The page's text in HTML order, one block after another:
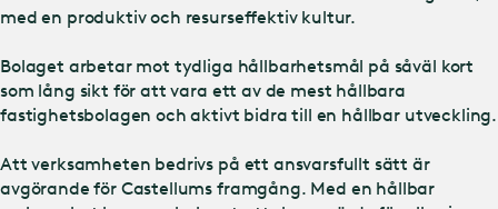
med en produktiv och resurseffektiv kultur.
Bolaget arbetar mot tydliga hållbarhetsmål på såväl kort
som lång sikt för att vara ett av de mest hållbara
fastighetsbolagen och aktivt bidra till en hållbar utveckling.
Att verksamheten bedrivs på ett ansvarsfullt sätt är
avgörande för Castellums framgång. Med en hållbar